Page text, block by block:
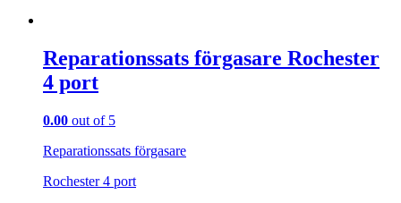
Reparationssats förgasare Rochester
4 port
0.00 out of 5
Reparationssats förgasare
Rochester 4 port